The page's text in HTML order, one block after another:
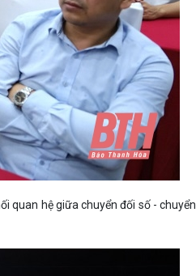
quan hệ giữa chuyển đối số - chuyển